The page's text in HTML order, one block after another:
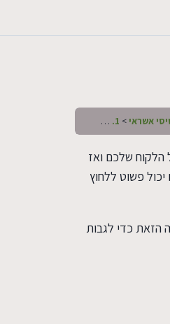
אשראי 1. פייפאל – איך עובדים עם פייפאל
שלכם ואז
פשוט ללחוץ
הזאת כדי לגבות